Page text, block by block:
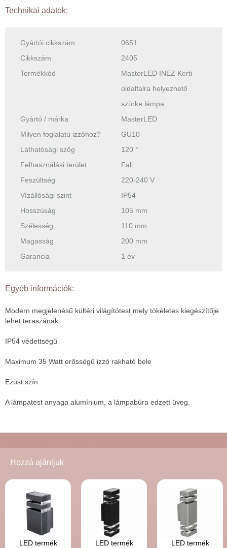
Technikai adatok:
Gyártói cikkszám
0651
Cikkszám
2405
Termékkód
MasterLED INEZ Kerti
oldalfalra helyezhető
szürke lámpa
Gyártó / márka
MasterLED
Milyen foglalatú izzóhoz?
GU10
Láthatósági szög
120 °
Felhasználási terület
Fali
Feszültség
220-240 V
Vízállósági szint
IP54
Hosszúság
105 mm
Szélesség
110 mm
Magasság
200 mm
Garancia
1 év
Egyéb információk:
Modern megjelenésű kültéri világítótest mely tökéletes kiegészítője
lehet teraszának.
IP54 védettségű
Maximum 35 Watt erősségű izzó rakható bele
Ezüst szín.
A lámpatest anyaga alumínium, a lámpabúra edzett üveg.
Hozzá ajánljuk
LED termék
LED termék
LED termék